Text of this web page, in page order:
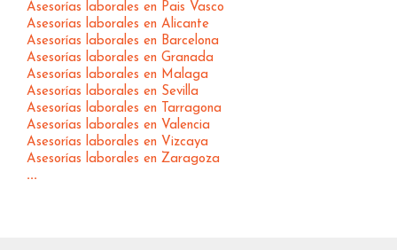
Asesorías laborales en Pais Vasco
Asesorías laborales en Alicante
Asesorías laborales en Barcelona
Asesorías laborales en Granada
Asesorías laborales en Malaga
Asesorías laborales en Sevilla
Asesorías laborales en Tarragona
Asesorías laborales en Valencia
Asesorías laborales en Vizcaya
Asesorías laborales en Zaragoza
...